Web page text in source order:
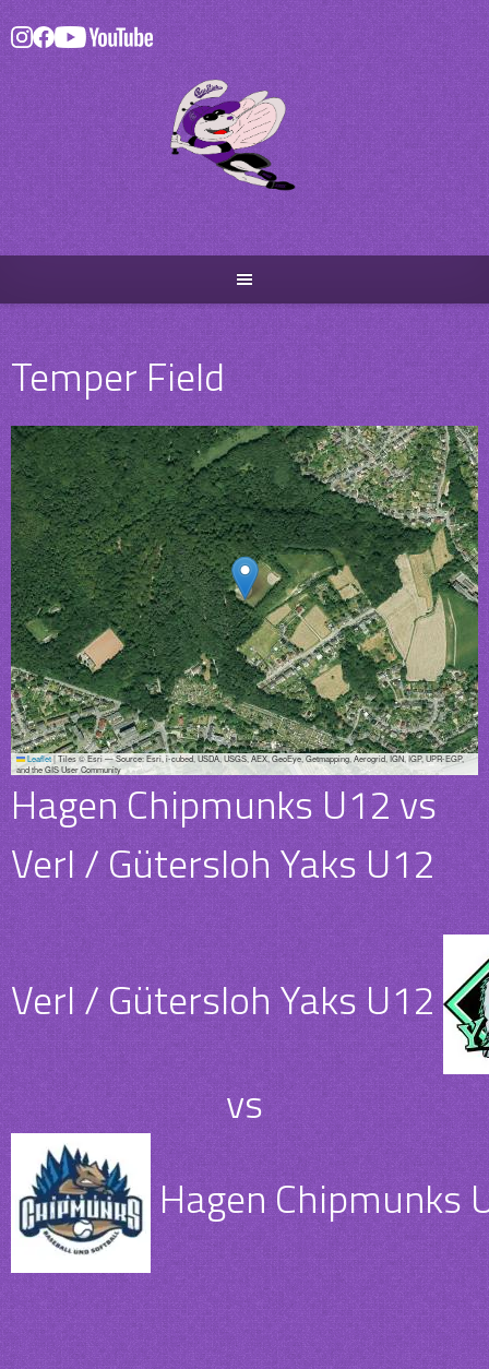
Skip
to
content
Temper Field
Leaflet |Tiles © Esri — Source: Esri, i-cubed, USDA, USGS, AEX, GeoEye, Getmapping, Aerogrid, IGN, IGP, UPR-EGP,
and the GIS User Community
Hagen Chipmunks U12 vs
Verl / Gütersloh Yaks U12
Verl / Gütersloh Yaks U12
vs
Hagen Chipmunks